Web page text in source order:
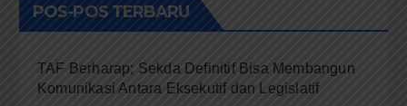
POS-POS TERBARU
TAF Berharap; Sekda Definitif Bisa Membangun
Komunikasi Antara Eksekutif dan Legislatif